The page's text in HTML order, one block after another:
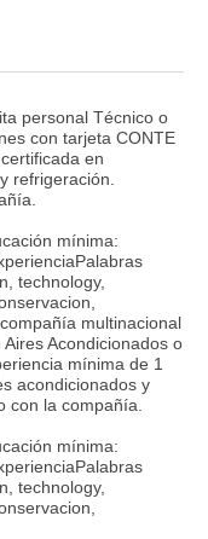
personal Técnico o
con tarjeta CONTE
en
refrigeración.
mínima:
technology,
multinacional
Acondicionados o
mínima de 1
acondicionados y
con la compañía.
mínima:
technology,